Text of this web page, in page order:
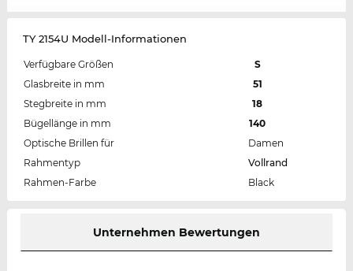
TY 2154U Modell-Informationen
Verfügbare Größen
S
Glasbreite in mm
51
Stegbreite in mm
18
Bügellänge in mm
140
Optische Brillen für
Damen
Rahmentyp
Vollrand
Rahmen-Farbe
Black
Unternehmen Bewertungen